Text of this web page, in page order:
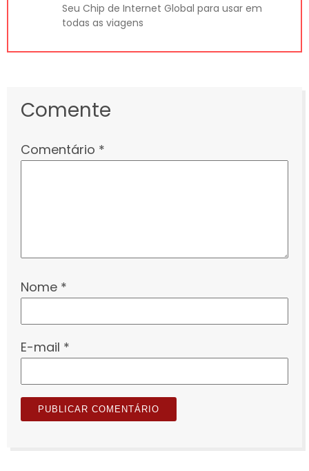
Seu Chip de Internet Global para usar em
todas as viagens
Comente
Comentário *
Nome *
E-mail *